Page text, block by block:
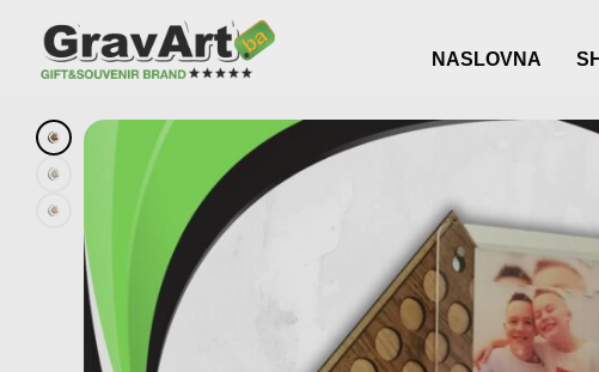
NASLOVNA